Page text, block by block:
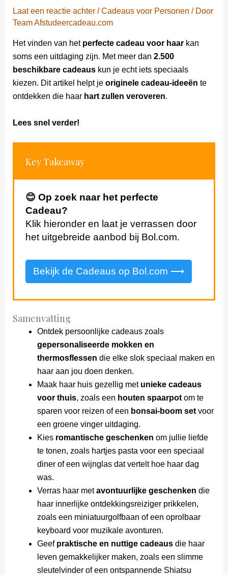
Laat een reactie achter /Cadeaus voor Personen / Door
Team Afstudeercadeau.com
Het vinden van het perfecte cadeau voor haarkan
soms een uitdaging zijn. Met meer dan 2.500
beschikbare cadeauskun je echt iets speciaals
kiezen. Dit artikel helpt je originele cadeau-ideeën te
ontdekken die haar hart zullen veroveren.
Lees snel verder!
Key Takeaway
😊 Op zoek naar het perfecte
Cadeau?
Klik hieronder en laat je verrassen door
het uitgebreide aanbod bij Bol.com.
Bekijk de Cadeaus op Bol.com ⟶
Samenvatting
Ontdek persoonlijke cadeaus zoals
gepersonaliseerde mokken en
thermosflessen die elke slok speciaal maken en
haar aan jou doen denken.
Maak haar huis gezellig met unieke cadeaus
voor thuis, zoals een houten spaarpotom te
sparen voor reizen of een bonsai-boom setvoor
een groene vinger uitdaging.
Kies romantische geschenken om jullie liefde
te tonen, zoals hartjes pasta voor een speciaal
diner of een wijnglas dat vertelt hoe haar dag
was.
Verras haar metavontuurlijke geschenken die
haar innerlijke ontdekkingsreiziger prikkelen,
zoals een miniatuurgolfbaan of een oprolbaar
keyboard voor muzikale avonturen.
Geef praktische en nuttige cadeausdie haar
leven gemakkelijker maken, zoals een slimme
sleutelvinder of een ontspannende Shiatsu